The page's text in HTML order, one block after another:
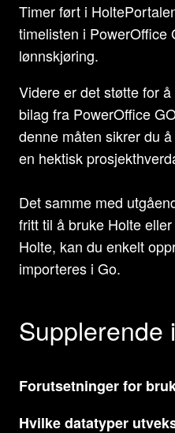
Timer ført i
timelisten i PowerOffice
lønnskjøring.
Videre er det støtte for
bilag fra PowerOffice
denne måten sikrer du
en hektisk
Det samme med
fritt til å bruke Holte
Holte, kan du enkelt
importeres i Go.
Supplerende
Forutsetninger for
Hvilke datatyper